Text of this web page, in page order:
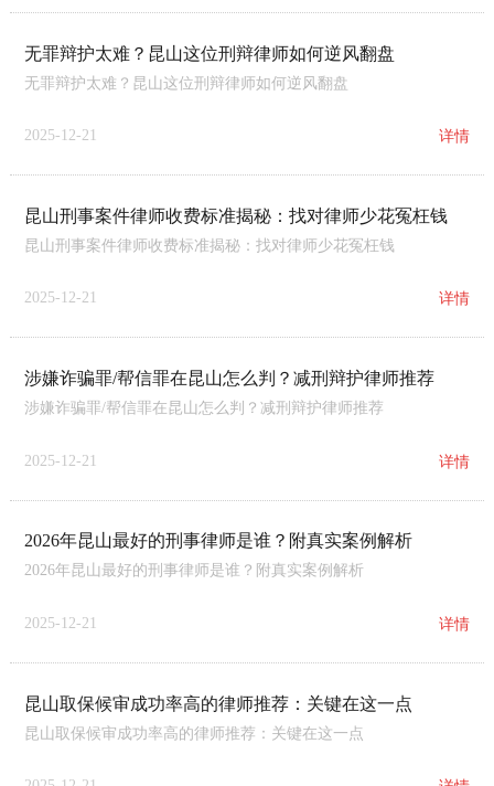
无罪辩护太难？昆山这位刑辩律师如何逆风翻盘
无罪辩护太难？昆山这位刑辩律师如何逆风翻盘
详情
2025-12-21
昆山刑事案件律师收费标准揭秘：找对律师少花冤枉钱
昆山刑事案件律师收费标准揭秘：找对律师少花冤枉钱
详情
2025-12-21
涉嫌诈骗罪/帮信罪在昆山怎么判？减刑辩护律师推荐
涉嫌诈骗罪/帮信罪在昆山怎么判？减刑辩护律师推荐
详情
2025-12-21
2026年昆山最好的刑事律师是谁？附真实案例解析
2026年昆山最好的刑事律师是谁？附真实案例解析
详情
2025-12-21
昆山取保候审成功率高的律师推荐：关键在这一点
昆山取保候审成功率高的律师推荐：关键在这一点